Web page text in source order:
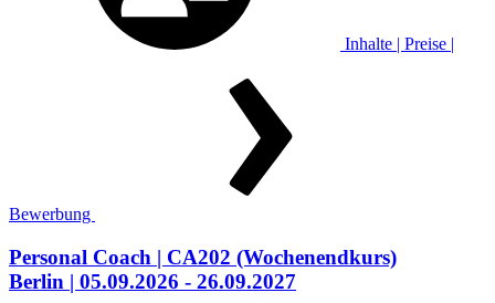
Inhalte | Preise |
Bewerbung
Personal Coach | CA202 (Wochenendkurs)
Berlin | 05.09.2026 - 26.09.2027